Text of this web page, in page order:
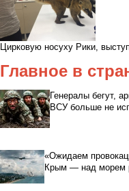
Цирковую носуху Рики,
Главное в
Генералы бегут,
ВСУ больше не
«Ожидаем
Крым — над морем